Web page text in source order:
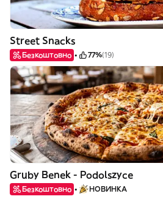
Street Snacks
Безкоштовно 77%(19)
Gruby Benek - Podolszyce
Безкоштовно НОВИНКА